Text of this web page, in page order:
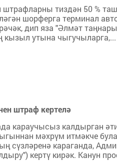
тиздән 50 %
шорферга терминал
дип яза "Әлмәт
кызыл утына чыгучыларга,...
штраф кертелә
караучысыз калдырган
мәхрүм итмәкче
караганда,
кертү кирәк. Канун